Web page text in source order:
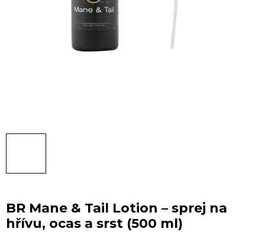
BR Mane & Tail Lotion – sprej na
hřívu, ocas a srst (500 ml)